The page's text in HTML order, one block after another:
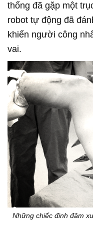
thống đã gặp một
robot tự động đã
khiến người công
vai.
Những chiếc đinh đâm